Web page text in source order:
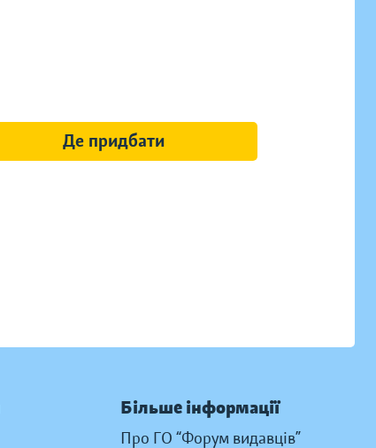
Де придбати
Більше інформації
Про ГО “Форум видавців”